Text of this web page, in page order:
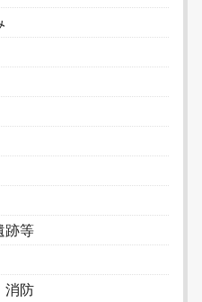
跡等
消防